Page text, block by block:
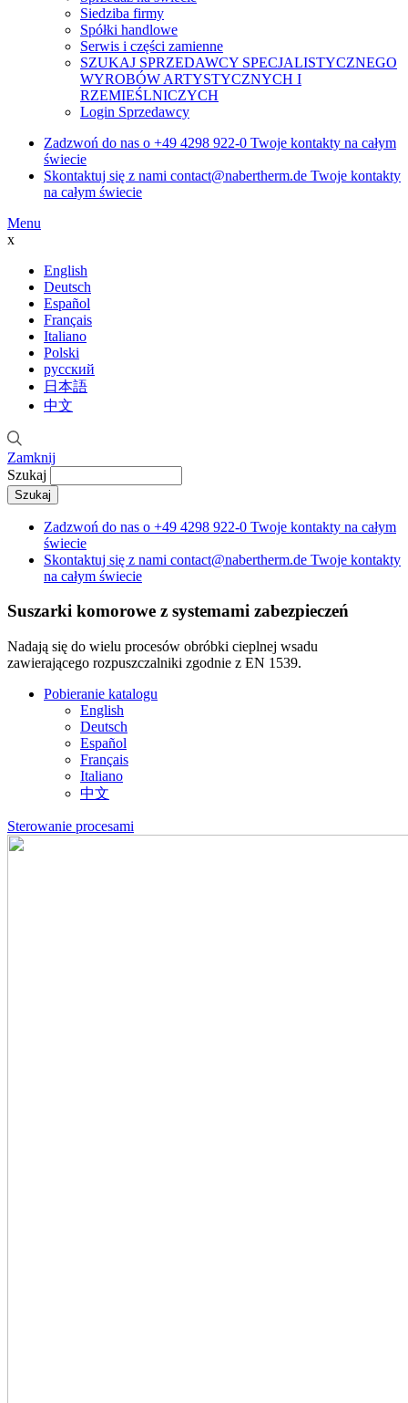
Siedziba firmy
Spółki handlowe
Serwis i części zamienne
SZUKAJ SPRZEDAWCY SPECJALISTYCZNEGO
WYROBÓW ARTYSTYCZNYCH I
RZEMIEŚLNICZYCH
Login Sprzedawcy
Zadzwoń do nas o +49 4298 922-0 Twoje kontakty na całym
świecie
Skontaktuj się z nami contact@nabertherm.de Twoje kontakty
na całym świecie
Menu
x
English
Deutsch
Español
Français
Italiano
Polski
русский
日本語
中文
Zamknij
Szukaj
Zadzwoń do nas o +49 4298 922-0 Twoje kontakty na całym
świecie
Skontaktuj się z nami contact@nabertherm.de Twoje kontakty
na całym świecie
Suszarki komorowe z systemami zabezpieczeń
Nadają się do wielu procesów obróbki cieplnej wsadu
zawierającego rozpuszczalniki zgodnie z EN 1539.
Pobieranie katalogu
English
Deutsch
Español
Français
Italiano
中文
Sterowanie procesami